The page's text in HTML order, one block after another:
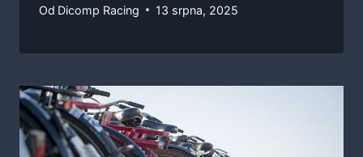
Od Dicomp Racing 13 srpna, 2025